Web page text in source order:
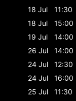
18 Jul
11:30
18 Jul
15:00
19 Jul
14:00
26 Jul
14:00
24 Jul
12:30
24 Jul
16:00
25 Jul
11:30